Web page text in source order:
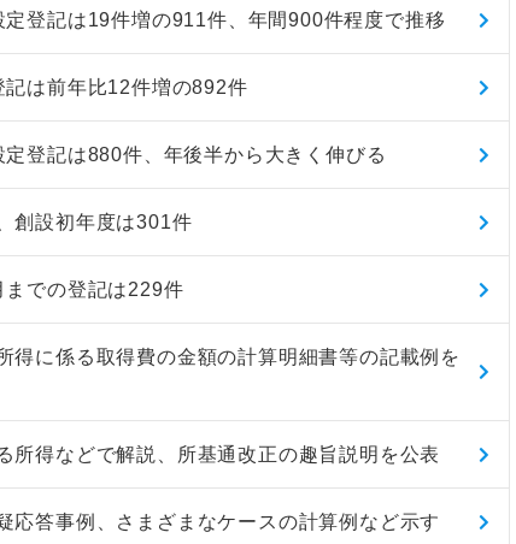
登記は19件増の911件、年間900件程度で推移
は前年比12件増の892件
登記は880件、年後半から大きく伸びる
創設初年度は301件
までの登記は229件
得に係る取得費の金額の計算明細書等の記載例を
所得などで解説、所基通改正の趣旨説明を公表
応答事例、さまざまなケースの計算例など示す